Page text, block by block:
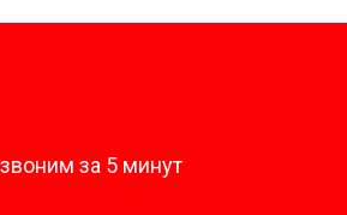
за 5 минут